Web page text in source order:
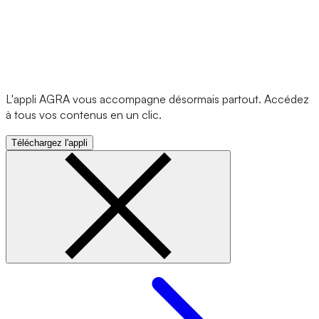
L'appli AGRA vous accompagne désormais partout. Accédez
à tous vos contenus en un clic.
Téléchargez l'appli